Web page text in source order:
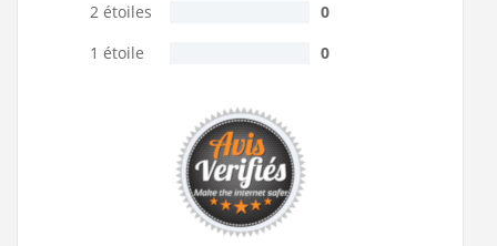
2 étoiles
0
1 étoile
0